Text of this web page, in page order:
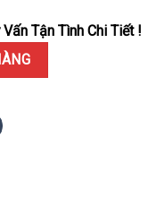
Tận Tình Chi Tiết !
Xà Cừ Trắng Bọc Vàng